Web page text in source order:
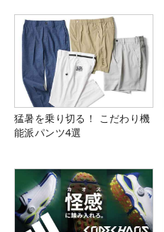
猛暑を乗り切る！ こだわり機
能派パンツ4選